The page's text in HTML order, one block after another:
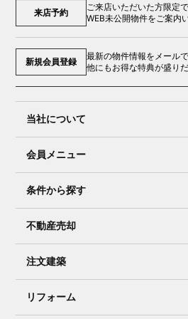
来店予約
ご来店いただいた方限定で
WEB未公開物件をご案内
新規会員登録
最新の物件情報をメール
他にもお得な特典が盛り
当社について
会員メニュー
条件から探す
不動産売却
注文建築
リフォーム